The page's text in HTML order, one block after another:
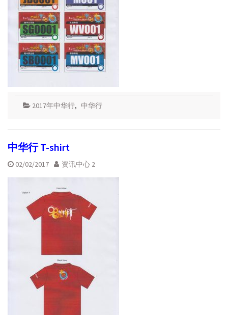
2017年中华行, 中华行
中华行 T-shirt
02/02/2017 资讯中心 2